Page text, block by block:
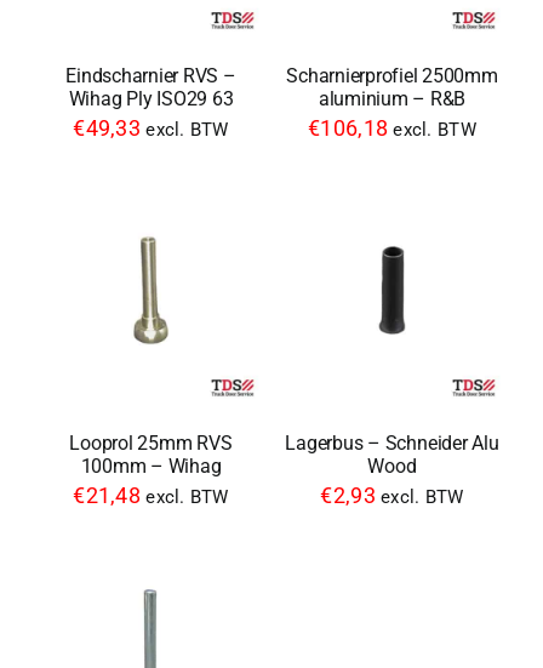
Eindscharnier RVS –
Wihag Ply ISO29 63
€49,33 excl. BTW
Scharnierprofiel 2500mm
aluminium – R&B
€106,18 excl. BTW
Looprol 25mm RVS
100mm – Wihag
€21,48 excl. BTW
Lagerbus – Schneider Alu
Wood
€2,93 excl. BTW